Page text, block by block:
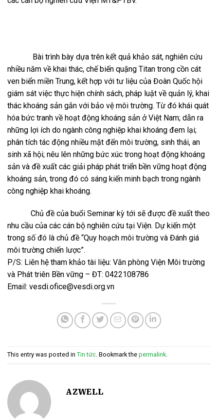
Bài trình bày dựa trên kết quả khảo sát, nghiên cứu
nhiều năm về khai thác, chế biến quặng Titan trong cồn cát
ven biển miền Trung, kết hợp với tư liệu của Đoàn Quốc hội
giám sát việc thực hiện chính sách, pháp luật về quản lý, khai
thác khoáng sản gắn với bảo vệ môi trường. Từ đó khái quát
hóa bức tranh về hoạt động khoáng sản ở Việt Nam; dẫn ra
những lợi ích do ngành công nghiệp khai khoáng đem lại;
phân tích tác động nhiều mặt đến môi trường, sinh thái, an
sinh xã hội; nêu lên những bức xúc trong hoạt động khoáng
sản và đề xuất các giải pháp phát triển bền vững hoạt động
khoáng sản, trong đó có sáng kiến minh bạch trong ngành
công nghiệp khai khoáng.
Chủ đề của buổi Seminar kỳ tới sẽ được đề xuất theo
nhu cầu của các cán bộ nghiên cứu tại Viện. Dự kiến một
trong số đó là chủ đề “Quy hoạch môi trường và Đánh giá
môi trường chiến lược”.
P/S: Liên hệ tham khảo tài liệu: Văn phòng Viện Môi trường
và Phát triên Bền vững – ĐT: 0422108786
Email: vesdi.ofice@vesdi.org.vn
This entry was posted in Tin tức. Bookmark the permalink.
AZWELL